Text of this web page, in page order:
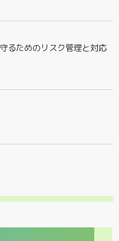
るためのリスク管理と対応